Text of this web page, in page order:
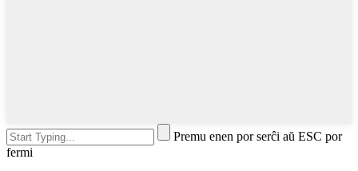
Premu enen por serĉi aŭ ESC por
fermi